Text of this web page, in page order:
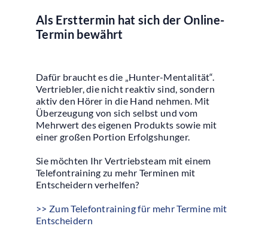
Als Ersttermin hat sich der Online-
Termin bewährt
Dafür braucht es die „Hunter-Mentalität“.
Vertriebler, die nicht reaktiv sind, sondern
aktiv den Hörer in die Hand nehmen. Mit
Überzeugung von sich selbst und vom
Mehrwert des eigenen Produkts sowie mit
einer großen Portion Erfolgshunger.
Sie möchten Ihr Vertriebsteam mit einem
Telefontraining zu mehr Terminen mit
Entscheidern verhelfen?
>> Zum Telefontraining für mehr Termine mit
Entscheidern